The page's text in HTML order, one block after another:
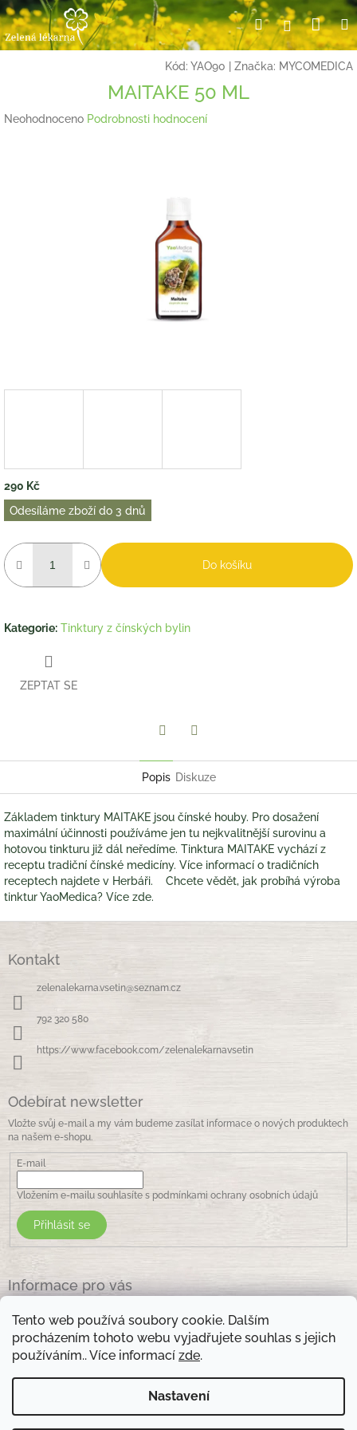
Tento web používá soubory cookie. Dalším
procházením tohoto webu vyjadřujete souhlas s jejich
používáním.. Více informací zde.
Nastavení
Přejít
na
obsah
HledatPřihlášení
Kód: YAO90 Značka: MYCOMEDICA
MAITAKE 50 ML
Průměrné
Neohodnoceno Podrobnosti hodnocení
290 Kč
Měrná
cena:
Odesíláme zboží do 3 dnů
Do košíku
Kategorie: Tinktury z čínských bylin
ZEPTAT SE
Popis Diskuze
Základem tinktury MAITAKE jsou čínské houby. Pro dosažení
maximální účinnosti používáme jen tu nejkvalitnější surovinu a
hotovou tinkturu již dál neředíme. Tinktura MAITAKE vychází z
receptu tradiční čínské medicíny. Více informací o tradičních
receptech najdete v Herbáři. Chcete vědět, jak probíhá výroba
tinktur YaoMedica? Více zde.
Kontakt
zelenalekarna.vsetin@seznam.cz
792 320 580
https://www.facebook.com/zelenalekarnavsetin
Odebírat newsletter
Vložte svůj e-mail a my vám budeme zasílat informace o nových produktech
na našem e-shopu.
E-mail
Vložením e-mailu souhlasíte s podmínkami ochrany osobních údajů
Přihlásit se
Informace pro vás
Obchodní podmínky
Podmínky ochrany osobních údajů
Kontakty
Otevírací doba prodejny: pondělí - pátek - 8.30 -17.00 , sobota 9.00-11 .00